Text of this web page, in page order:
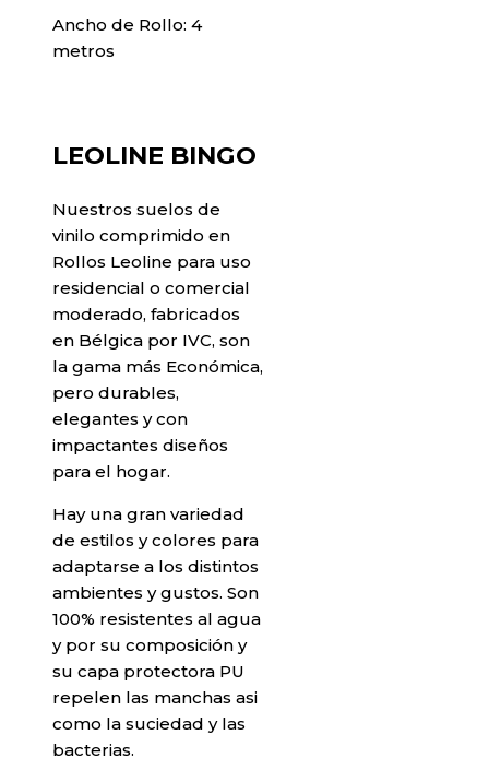
Ancho de Rollo: 4
metros
LEOLINE BINGO
Nuestros suelos de
vinilo comprimido en
Rollos Leoline para uso
residencial o comercial
moderado, fabricados
en Bélgica por IVC, son
la gama más Económica,
pero durables,
elegantes y con
impactantes diseños
para el hogar.
Hay una gran variedad
de estilos y colores para
adaptarse a los distintos
ambientes y gustos. Son
100% resistentes al agua
y por su composición y
su capa protectora PU
repelen las manchas asi
como la suciedad y las
bacterias.